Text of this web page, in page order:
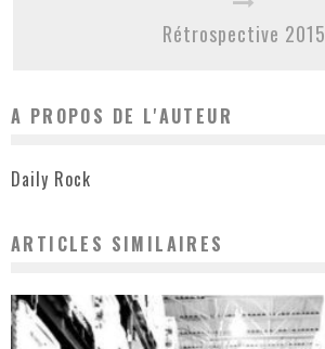
Rétrospective 2015
A PROPOS DE L'AUTEUR
Daily Rock
ARTICLES SIMILAIRES